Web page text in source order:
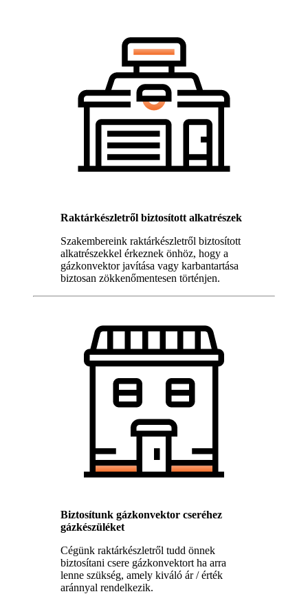
Raktárkészletről biztosított alkatrészek
Szakembereink raktárkészletről biztosított
alkatrészekkel érkeznek önhöz, hogy a
gázkonvektor javítása vagy karbantartása
biztosan zökkenőmentesen történjen.
Biztosítunk gázkonvektor cseréhez
gázkészüléket
Cégünk raktárkészletről tudd önnek
biztosítani csere gázkonvektort ha arra
lenne szükség, amely kiváló ár / érték
aránnyal rendelkezik.